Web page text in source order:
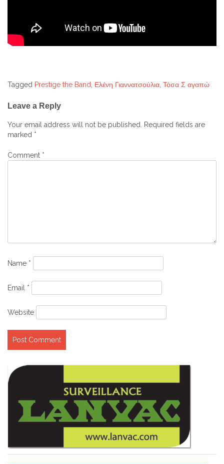
Tagged Prestige the Band Ελένη Γιαννατσούλια Τόσα Σ αγαπώ
navigation
Leave a Reply
Your email address will not be published.
Required fields are
marked *
Comment *
Name *
Email *
Website